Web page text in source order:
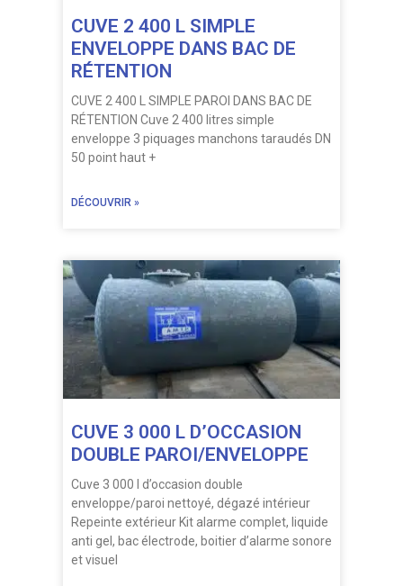
CUVE 2 400 L SIMPLE
ENVELOPPE DANS BAC DE
RÉTENTION
CUVE 2 400 L SIMPLE PAROI DANS BAC DE
RÉTENTION Cuve 2 400 litres simple
enveloppe 3 piquages manchons taraudés DN
50 point haut +
DÉCOUVRIR »
CUVE 3 000 L D’OCCASION
DOUBLE PAROI/ENVELOPPE
Cuve 3 000 l d’occasion double
enveloppe/paroi nettoyé, dégazé intérieur
Repeinte extérieur Kit alarme complet, liquide
anti gel, bac électrode, boitier d’alarme sonore
et visuel